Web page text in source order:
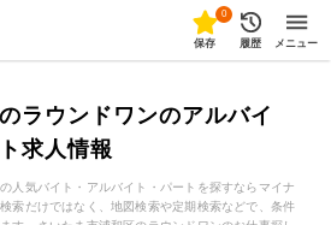
0
保存 履歴 メニュー
ラウンドワンのアルバイ
求人情報
人気バイト・アルバイト・パートを探すならマイナ
索だけではなく、地図検索や定期検索などで、条件